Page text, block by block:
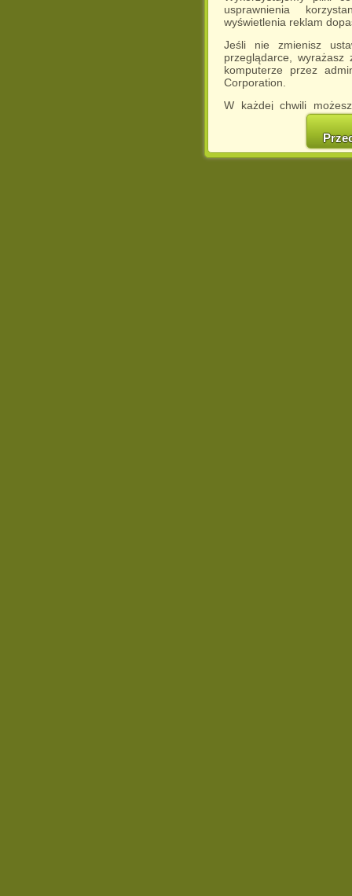
usprawnienia
wyświetlenia reklam
Jeśli nie zmienisz
przeglądarce,
komputerze przez
Corporation.
W każdej chwili
cookies w swojej
w naszej
http://chomikuj.pl/